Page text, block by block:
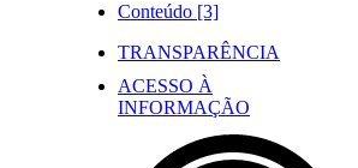
Conteúdo [3]
TRANSPARÊNCIA
ACESSO À
INFORMAÇÃO